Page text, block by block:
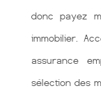
donc payez
immobilier.
assurance
sélection des